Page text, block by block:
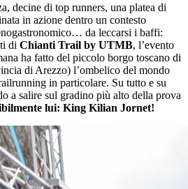
decine di top runners, una platea di
in azione dentro un contesto
da leccarsi i baffi:
di Chianti Trail by UTMB, l’evento
ha fatto del piccolo borgo toscano di
di Arezzo) l’ombelico del mondo
in particolare. Su tutto e su
a salire sul gradino più alto della prova
lui: King Kilian Jornet!